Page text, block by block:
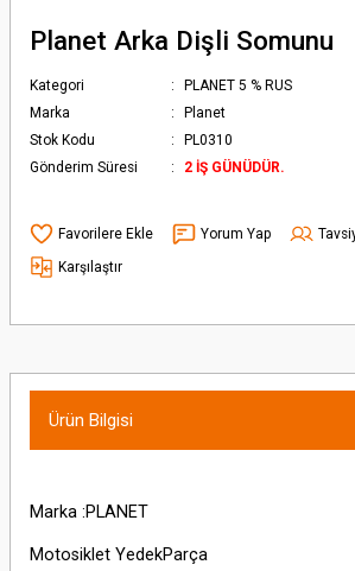
Planet Arka Dişli Somunu
Kategori
PLANET 5 % RUS
Marka
Planet
Stok Kodu
PL0310
Gönderim Süresi
2 İŞ GÜNÜDÜR.
Yorum Yap
Karşılaştır
Ürün Bilgisi
Marka :PLANET
Motosiklet YedekParça